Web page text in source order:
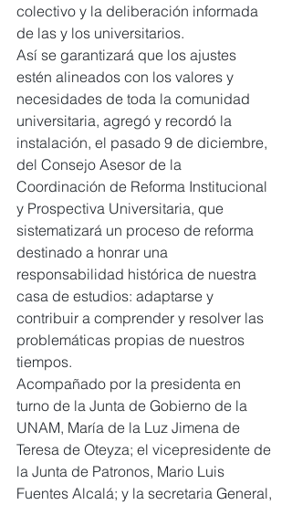
colectivo y la deliberación informada
de las y los universitarios.
Así se garantizará que los ajustes
estén alineados con los valores y
necesidades de toda la comunidad
universitaria, agregó y recordó la
instalación, el pasado 9 de diciembre,
del Consejo Asesor de la
Coordinación de Reforma Institucional
y Prospectiva Universitaria, que
sistematizará un proceso de reforma
destinado a honrar una
responsabilidad histórica de nuestra
casa de estudios: adaptarse y
contribuir a comprender y resolver las
problemáticas propias de nuestros
tiempos.
Acompañado por la presidenta en
turno de la Junta de Gobierno de la
UNAM, María de la Luz Jimena de
Teresa de Oteyza; el vicepresidente de
la Junta de Patronos, Mario Luis
Fuentes Alcalá; y la secretaria General,